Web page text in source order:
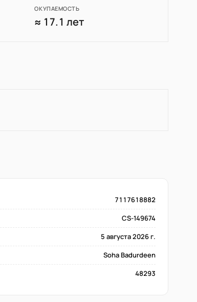
ОКУПАЕМОСТЬ
≈ 17.1 лет
7117618882
CS-149674
5 августа 2026 г.
Soha Badurdeen
48293